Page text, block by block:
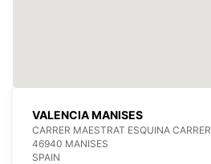
VALENCIA MANISES
CARRER MAESTRAT ESQUINA CARRER
46940 MANISES
SPAIN